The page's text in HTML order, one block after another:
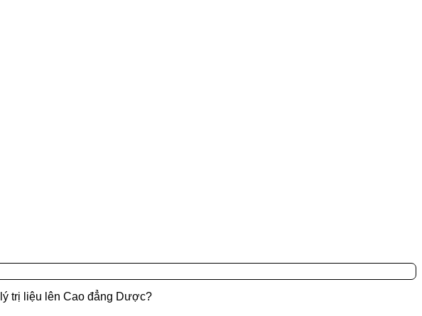
trị liệu lên Cao đẳng Dược?